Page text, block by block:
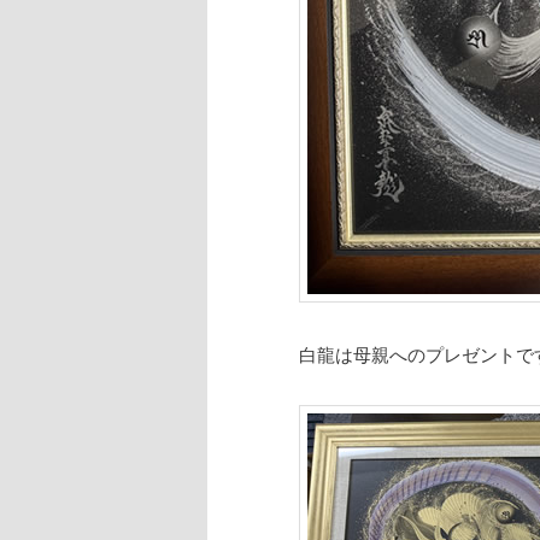
白龍は母親へのプレゼントで